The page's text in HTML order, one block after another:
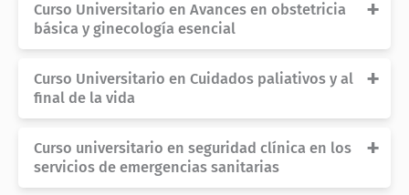
Enfermería.
Duración
Créditos 6 ECTS
Modalidad
Online
Certificado por
Universidad Católica de Ávila
Curso Universitario en Avances en obstetricia
básica y ginecología esencial
Duración 150 horas
Créditos 6 ECTS
Modalidad
Online
Certificado por
Curso Universitario en Cuidados paliativos y al
final de la vida
Duración
Créditos 6 ECTS
Curso universitario en seguridad clínica en los
servicios de emergencias sanitarias